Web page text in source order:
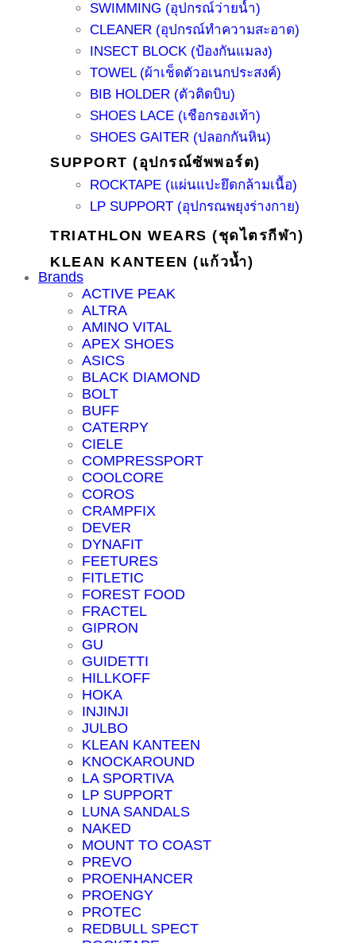
SWIMMING (อุปกรณ์ว่ายน้ำ)
CLEANER (อุปกรณ์ทำความสะอาด)
INSECT BLOCK (ป้องกันแมลง)
TOWEL (ผ้าเช็ดตัวอเนกประสงค์)
BIB HOLDER (ตัวติดบิบ)
SHOES LACE (เชือกรองเท้า)
SHOES GAITER (ปลอกกันหิน)
SUPPORT (อุปกรณ์ซัพพอร์ต)
ROCKTAPE (แผ่นแปะยึดกล้ามเนื้อ)
LP SUPPORT (อุปกรณพยุงร่างกาย)
TRIATHLON WEARS (ชุดไตรกีฬา)
KLEAN KANTEEN (แก้วน้ำ)
Brands
ACTIVE PEAK
ALTRA
AMINO VITAL
APEX SHOES
ASICS
BLACK DIAMOND
BOLT
BUFF
CATERPY
CIELE
COMPRESSPORT
COOLCORE
COROS
CRAMPFIX
DEVER
DYNAFIT
FEETURES
FITLETIC
FOREST FOOD
FRACTEL
GIPRON
GU
GUIDETTI
HILLKOFF
HOKA
INJINJI
JULBO
KLEAN KANTEEN
KNOCKAROUND
LA SPORTIVA
LP SUPPORT
LUNA SANDALS
NAKED
MOUNT TO COAST
PREVO
PROENHANCER
PROENGY
PROTEC
REDBULL SPECT